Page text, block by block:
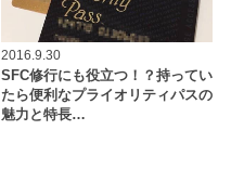
2016.9.30
SFC修行にも役立つ！？持ってい
たら便利なプライオリティパスの
魅力と特長…